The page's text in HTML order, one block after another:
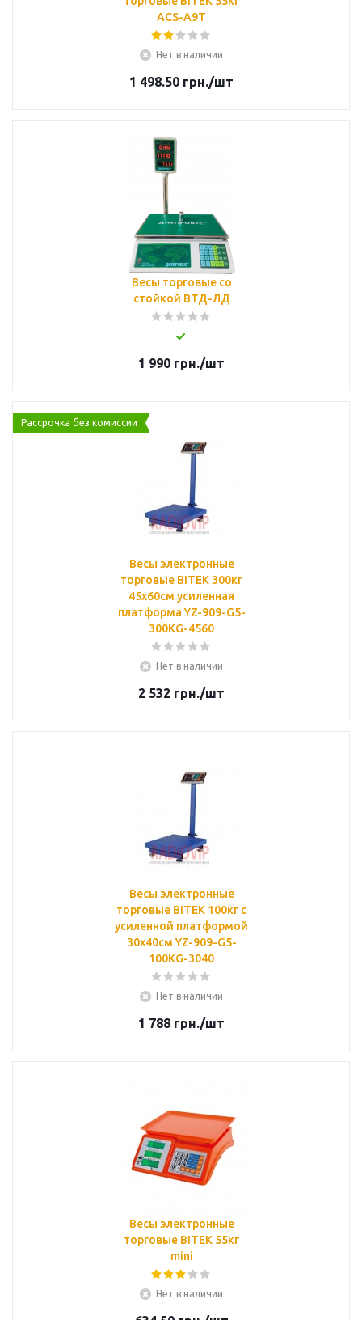
ACS-A9T
Нет в наличии
1 498.50 грн./шт
Весы торговые со
стойкой ВТД-ЛД
1 990 грн./шт
Рассрочка без комиссии
Весы электронные
торговые BITEK 300кг
45х60см усиленная
платформа YZ-909-G5-
300KG-4560
Нет в наличии
2 532 грн./шт
Весы электронные
торговые BITEK 100кг с
усиленной платформой
30х40см YZ-909-G5-
100KG-3040
Нет в наличии
1 788 грн./шт
Весы электронные
торговые BITEK 55кг
mini
Нет в наличии